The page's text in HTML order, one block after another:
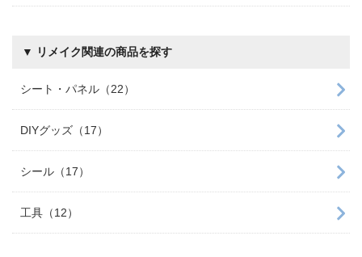
▼ リメイク関連の商品を探す
シート・パネル（22）
DIYグッズ（17）
シール（17）
工具（12）